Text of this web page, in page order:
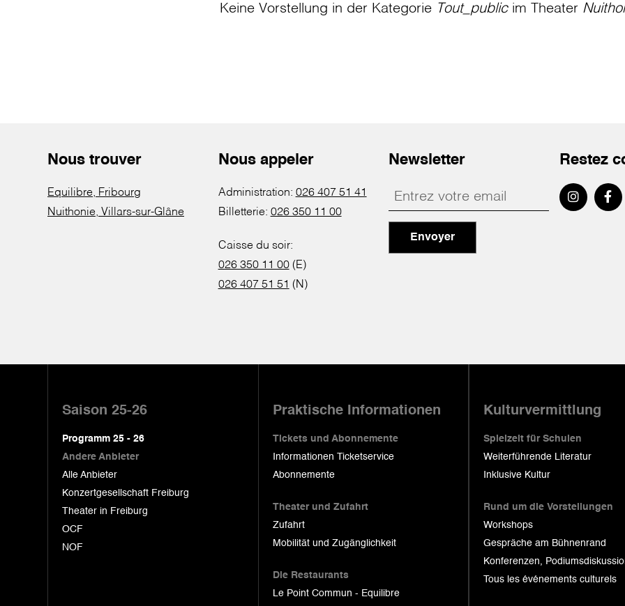
Keine Vorstellung in der Kategorie Tout_publicim Theater
Nous trouver
Equilibre, Fribourg
Nuithonie, Villars-sur-Glâne
Nous appeler
Administration: 026 407 51 41
Billetterie: 026 350 11 00
Caisse du soir:
026 350 11 00(E)
026 407 51 51 (N)
Newsletter
Envoyer
Restez
Saison 25-26
Programm 25 - 26
Andere Anbieter
Alle Anbieter
Konzertgesellschaft Freiburg
Theater in Freiburg
OCF
NOF
Praktische Informationen
Tickets und Abonnemente
Informationen Ticketservice
Abonnemente
Theater und Zufahrt
Zufahrt
Mobilität und Zugänglichkeit
Die Restaurants
Le Point Commun - Equilibre
Kulturvermittlung
Spielzeit für Schulen
Weiterführende Literatur
Inklusive Kultur
Rund um die Vorstellungen
Workshops
Gespräche am Bühnenrand
Konferenzen,
Tous les événements culturels